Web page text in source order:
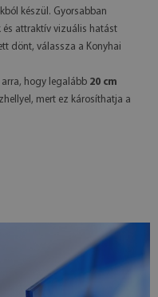
készül. Gyorsabban
attraktív vizuális hatást
dönt, válassza a Konyhai
arra, hogy legalább 20 cm
mert ez károsíthatja a